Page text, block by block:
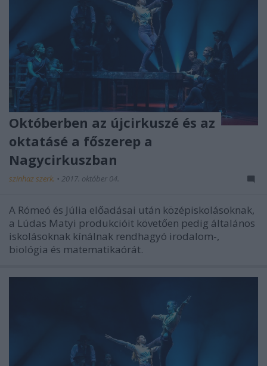
Októberben az újcirkuszé és az
oktatásé a főszerep a
Nagycirkuszban
szinhaz szerk. • 2017. október 04.
A Rómeó és Júlia előadásai után középiskolásoknak,
a Lúdas Matyi produkcióit követően pedig általános
iskolásoknak kínálnak rendhagyó irodalom-,
biológia és matematikaórát.